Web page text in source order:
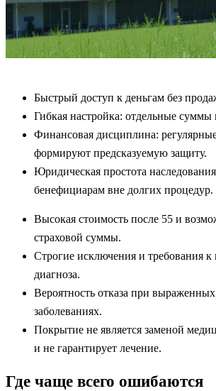
Быстрый доступ к деньгам без
Гибкая настройка: отдельные
Финансовая дисциплина:
формируют предсказуемую защиту.
Юридическая простота
бенефициарам вне долгих процедур.
Высокая стоимость после 55 и
страховой суммы.
Строгие исключения и требования
диагноза.
Вероятность отказа при
заболеваниях.
Покрытие не является заменой
и не гарантирует лечение.
Где чаще всего ошибаются